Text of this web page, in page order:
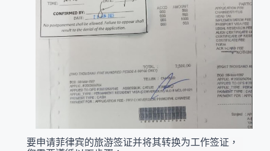
要申请菲律宾的旅游签证并将其转换为工作签证，